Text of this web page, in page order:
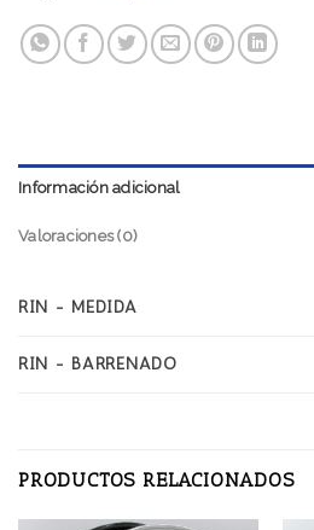
Información adicional
Valoraciones (0)
RIN - MEDIDA
RIN - BARRENADO
PRODUCTOS RELACIONADOS